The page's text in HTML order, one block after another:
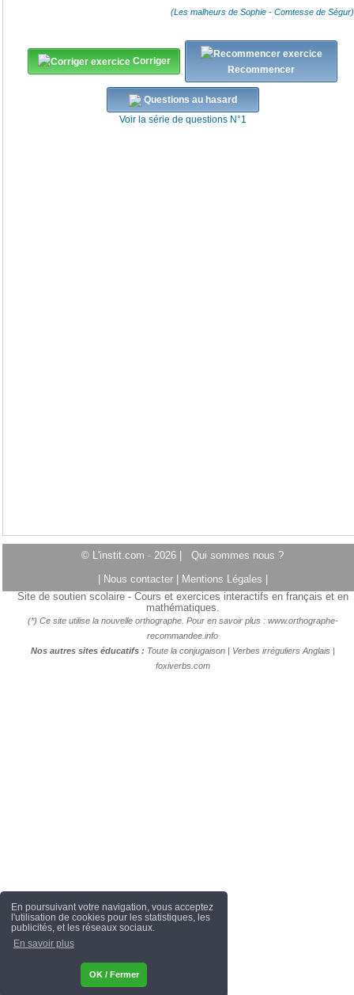
En poursuivant votre navigation, vous acceptez
l'utilisation de cookies pour les statistiques, les
publicités, et les réseaux sociaux.
En savoir plus
OK / Fermer
(Les malheurs de Sophie - Comtesse de Ségur)
Corriger
Recommencer
Questions au hasard
Voir la série de questions N°1
© L'instit.com - 2026 | Qui sommes nous ?
Nous contacter Mentions Légales
Site de soutien scolaire - Cours et exercices interactifs en français et en
mathématiques.
(*) Ce site utilise la nouvelle orthographe. Pour en savoir plus : www.orthographe-
recommandee.info
Nos autres sites éducatifs : Toute la conjugaison| Verbes irréguliers Anglais |
foxiverbs.com